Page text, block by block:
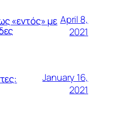
«εντός» με April 8,
2021
January 16,
2021